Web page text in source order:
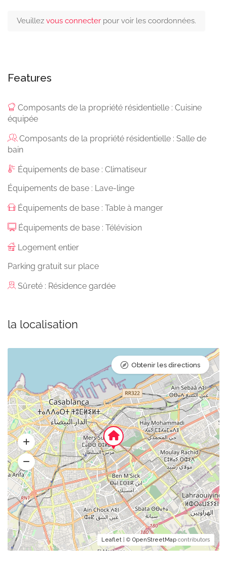
Veuillez vous connecter pour voir les coordonnées.
Features
Composants de la propriété résidentielle : Cuisine
équipée
Composants de la propriété résidentielle : Salle de
bain
Équipements de base : Climatiseur
Équipements de base : Lave-linge
Équipements de base : Table à manger
Équipements de base : Télévision
Logement entier
Parking gratuit sur place
Sûreté : Résidence gardée
la localisation
Leaflet | © OpenStreetMap contributors
Obtenir les directions